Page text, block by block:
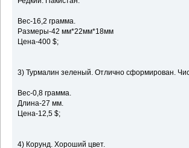
Вес-16,2 грамма.
Размеры-42 мм*22мм*18мм
Цена-400 $;
3) Турмалин зеленый. Отлично сформирован.
Вес-0,8 грамма.
Длина-27 мм.
Цена-12,5 $;
4) Корунд. Хороший цвет.